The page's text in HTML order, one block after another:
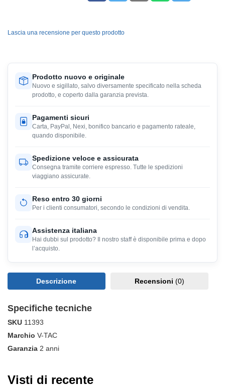
Lascia una recensione per questo prodotto
Prodotto nuovo e originale
Nuovo e sigillato, salvo diversamente specificato nella scheda
prodotto, e coperto dalla garanzia prevista.
Pagamenti sicuri
Carta, PayPal, Nexi, bonifico bancario e pagamento rateale,
quando disponibile.
Spedizione veloce e assicurata
Consegna tramite corriere espresso. Tutte le spedizioni
viaggiano assicurate.
Reso entro 30 giorni
Per i clienti consumatori, secondo le condizioni di vendita.
Assistenza italiana
Hai dubbi sul prodotto? Il nostro staff è disponibile prima e dopo
l’acquisto.
Descrizione Recensioni (0)
Specifiche tecniche
SKU 11393
Marchio V-TAC
Garanzia 2 anni
Visti di recente